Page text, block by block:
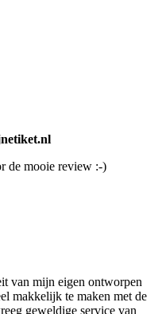
de mooie review :-)
van mijn eigen ontworpen
makkelijk te maken met de
geweldige service van